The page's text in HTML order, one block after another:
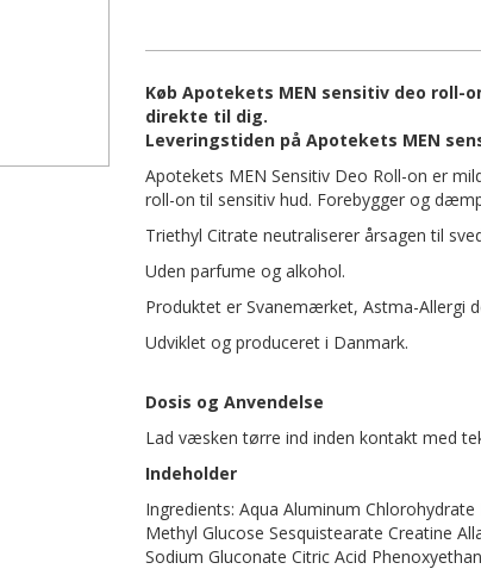
Køb Apotekets MEN sensitiv deo roll-
direkte til dig.
Leveringstiden på Apotekets MEN
Apotekets MEN Sensitiv Deo Roll-on er
roll-on til sensitiv hud. Forebygger og
Triethyl Citrate neutraliserer årsagen til
Uden parfume og alkohol.
Produktet er Svanemærket, Astma-Allergi
Udviklet og produceret i Danmark.
Dosis og Anvendelse
Lad væsken tørre ind inden kontakt med
Indeholder
Ingredients: Aqua Aluminum
Methyl Glucose Sesquistearate Creatine
Sodium Gluconate Citric Acid